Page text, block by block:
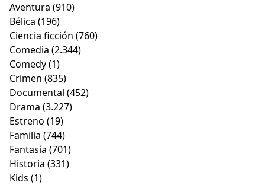
Aventura (910)
Bélica (196)
Ciencia ficción (760)
Comedia (2.344)
Comedy(1)
Crimen (835)
Documental (452)
Drama (3.227)
Estreno (19)
Familia (744)
Fantasía (701)
Historia (331)
Kids (1)